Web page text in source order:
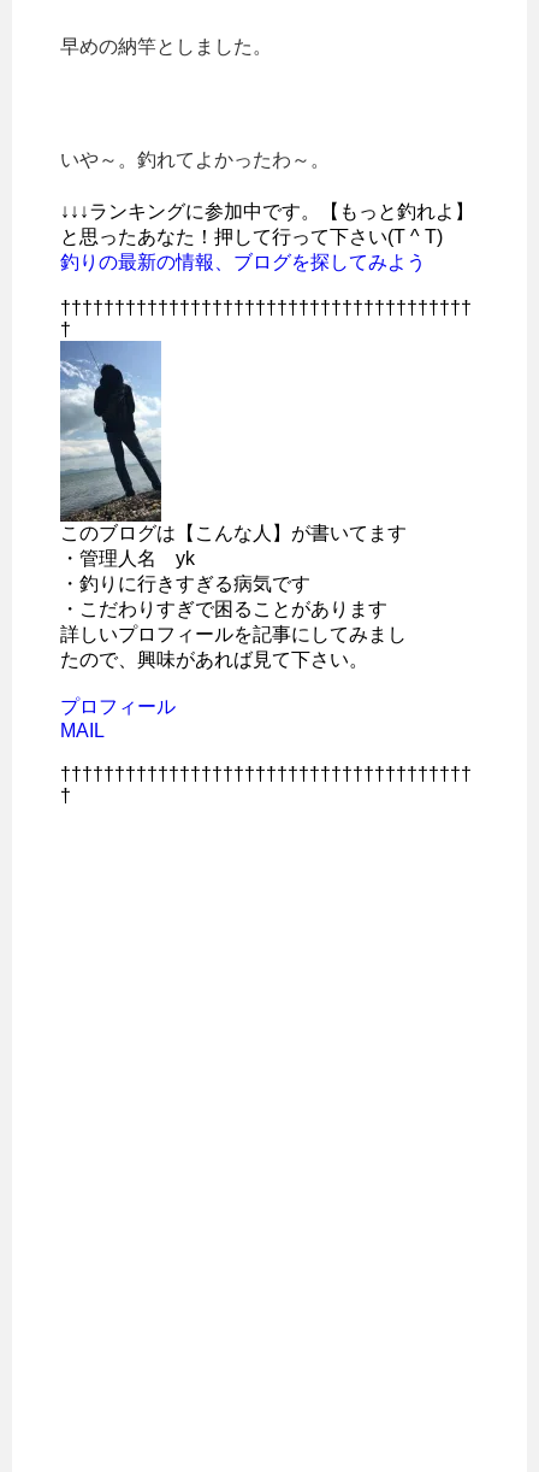
早めの納竿としました。
いや～。釣れてよかったわ～。
↓↓↓ランキングに参加中です。【もっと釣れよ】
と思ったあなた！押して行って下さい(T ^ T)
釣りの最新の情報、ブログを探してみよう
††††††††††††††††††††††††††††††††††††††
†
このブログは【こんな人】が書いてます
・管理人名 yk
・釣りに行きすぎる病気です
・こだわりすぎで困ることがあります
詳しいプロフィールを記事にしてみまし
たので、興味があれば見て下さい。
プロフィール
MAIL
††††††††††††††††††††††††††††††††††††††
†